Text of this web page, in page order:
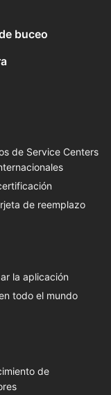
buceo
de Service Centers
de reemplazo
la aplicación
todo el mundo
de